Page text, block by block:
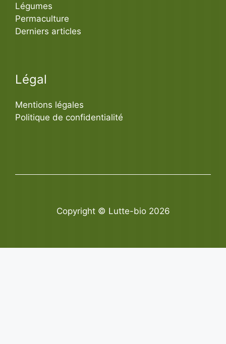
Légumes
Permaculture
Derniers articles
Légal
Mentions légales
Politique de confidentialité
Copyright © Lutte-bio 2026